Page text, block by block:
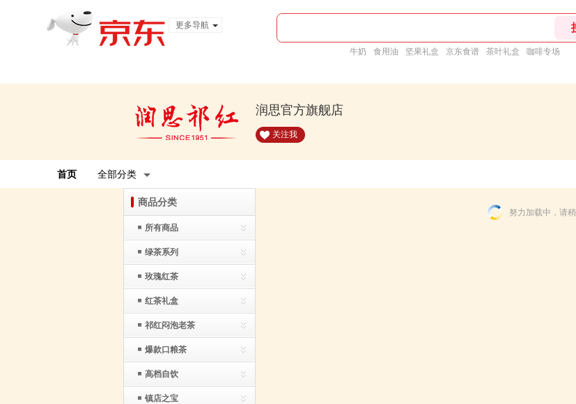
更多导航
牛奶 食用油 坚果礼盒 京东食谱 茶叶礼盒 咖啡专场
润思官方旗舰店
关注我
首页 全部分类
商品分类
所有商品
绿茶系列
玫瑰红茶
红茶礼盒
祁红闷泡老茶
爆款口粮茶
高档自饮
镇店之宝
努力加载中，请